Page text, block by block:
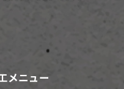
メニュー